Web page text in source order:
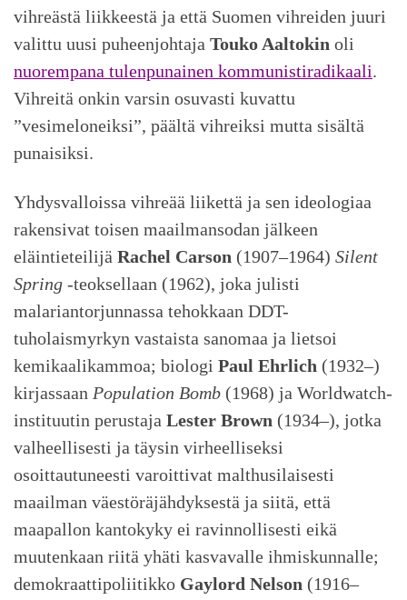
vihreästä liikkeestä ja että Suomen vihreiden juuri
valittu uusi puheenjohtaja Touko Aaltokin oli
nuorempana tulenpunainen kommunistiradikaali.
Vihreitä onkin varsin osuvasti kuvattu
”vesimeloneiksi”, päältä vihreiksi mutta sisältä
punaisiksi.
Yhdysvalloissa vihreää liikettä ja sen ideologiaa
rakensivat toisen maailmansodan jälkeen
eläintieteilijä Rachel Carson (1907–1964) Silent
Spring -teoksellaan (1962), joka julisti
malariantorjunnassa tehokkaan DDT-
tuholaismyrkyn vastaista sanomaa ja lietsoi
kemikaalikammoa; biologi Paul Ehrlich (1932–)
kirjassaan Population Bomb (1968) ja Worldwatch-
instituutin perustaja Lester Brown (1934–), jotka
valheellisesti ja täysin virheelliseksi
osoittautuneesti varoittivat malthusilaisesti
maailman väestöräjähdyksestä ja siitä, että
maapallon kantokyky ei ravinnollisesti eikä
muutenkaan riitä yhäti kasvavalle ihmiskunnalle;
demokraattipoliitikko Gaylord Nelson (1916–